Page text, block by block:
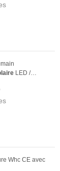
LED /
Whc CE avec